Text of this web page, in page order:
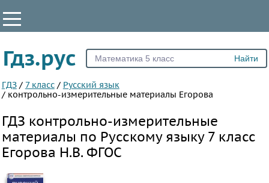
Все
1
2
3
4
5
Гдз.рус
ГДЗ / 7 класс / Русский язык
/ контрольно-измерительные материалы Егорова
ГДЗ контрольно-измерительные
материалы по Русскому языку 7 класс
Егорова Н.В. ФГОС